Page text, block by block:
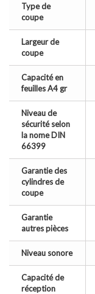
Type de
coupe
Largeur de
coupe
Capacité en
feuilles A4 gr
Niveau de
sécurité selon
la nome DIN
66399
Garantie des
cylindres de
coupe
Garantie
autres pièces
Niveau sonore
Capacité de
réception